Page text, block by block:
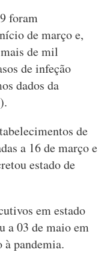
foram
de março e,
de mil
de infeção
dados da
de
a 16 de março e
estado de
em estado
a 03 de maio em
à pandemia.